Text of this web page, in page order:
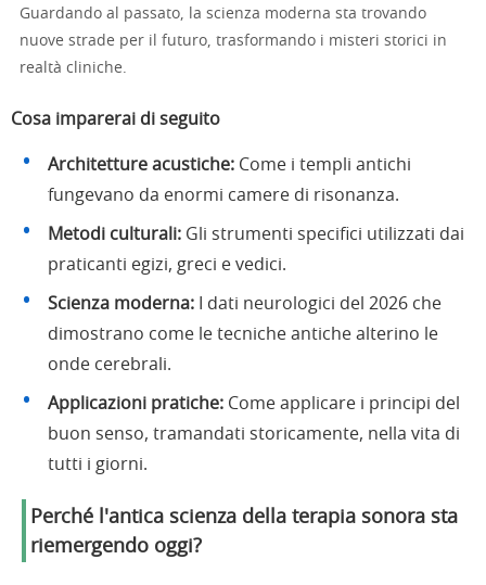
Guardando al passato, la scienza moderna sta trovando
nuove strade per il futuro, trasformando i misteri storici in
realtà cliniche.
Cosa imparerai di seguito
Architetture acustiche: Come i templi antichi
fungevano da enormi camere di risonanza.
Metodi culturali: Gli strumenti specifici utilizzati dai
praticanti egizi, greci e vedici.
Scienza moderna: I dati neurologici del 2026 che
dimostrano come le tecniche antiche alterino le
onde cerebrali.
Applicazioni pratiche: Come applicare i principi del
buon senso, tramandati storicamente, nella vita di
tutti i giorni.
Perché l'antica scienza della terapia sonora sta
riemergendo oggi?